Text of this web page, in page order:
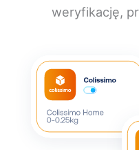
weryfikację,